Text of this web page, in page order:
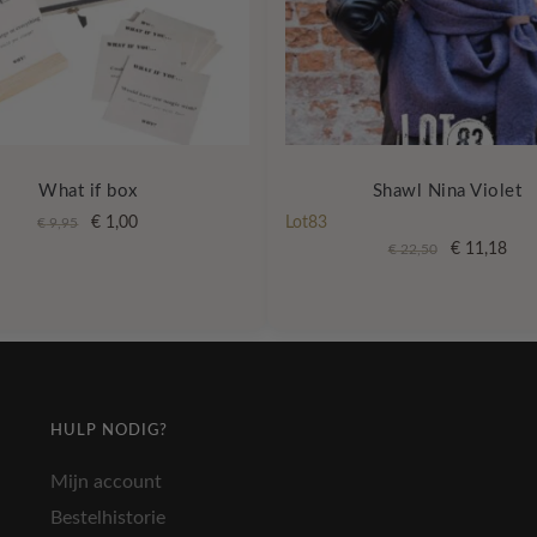
What if box
€9,95
Oorspronkelijke
€ 1,00Huidige
Shawl Nina Violet
Lot83
€22,50 €11,18
HULP NODIG?
Mijn account
Bestelhistorie